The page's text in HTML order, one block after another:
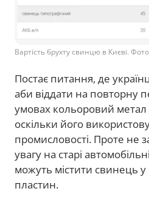
Вартість брухту свинцю в Києві.
Постає питання, де
аби віддати на повторну
умовах кольоровий метал
оскільки його
промисловості. Проте не
увагу на старі
можуть містити свинець у
пластин.